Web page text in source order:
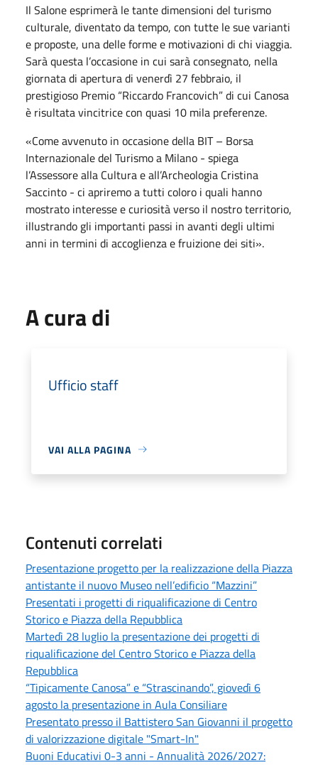
Il Salone esprimerà le tante dimensioni del turismo
culturale, diventato da tempo, con tutte le sue varianti
e proposte, una delle forme e motivazioni di chi viaggia.
Sarà questa l’occasione in cui sarà consegnato, nella
giornata di apertura di venerdì 27 febbraio, il
prestigioso Premio “Riccardo Francovich” di cui Canosa
è risultata vincitrice con quasi 10 mila preferenze.
«Come avvenuto in occasione della BIT – Borsa
Internazionale del Turismo a Milano - spiega
l’Assessore alla Cultura e all’Archeologia Cristina
Saccinto - ci apriremo a tutti coloro i quali hanno
mostrato interesse e curiosità verso il nostro territorio,
illustrando gli importanti passi in avanti degli ultimi
anni in termini di accoglienza e fruizione dei siti».
A cura di
Ufficio staff
VAI ALLA PAGINA
Contenuti correlati
Presentazione progetto per la realizzazione della Piazza
antistante il nuovo Museo nell’edificio “Mazzini”
Presentati i progetti di riqualificazione di Centro
Storico e Piazza della Repubblica
Martedì 28 luglio la presentazione dei progetti di
riqualificazione del Centro Storico e Piazza della
Repubblica
“Tipicamente Canosa” e “Strascinando”, giovedì 6
agosto la presentazione in Aula Consiliare
Presentato presso il Battistero San Giovanni il progetto
di valorizzazione digitale "Smart-In"
Buoni Educativi 0-3 anni - Annualità 2026/2027: